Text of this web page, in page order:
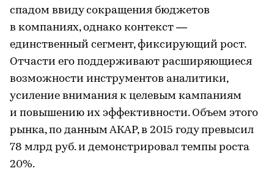
спадом ввиду сокращения бюджетов
в компаниях, однако контекст —
единственный сегмент, фиксирующий рост.
Отчасти его поддерживают расширяющиеся
возможности инструментов аналитики,
усиление внимания к целевым кампаниям
и повышению их эффективности. Объем этого
рынка, по данным АКАР, в 2015 году превысил
78 млрд руб. и демонстрировал темпы роста
20%.